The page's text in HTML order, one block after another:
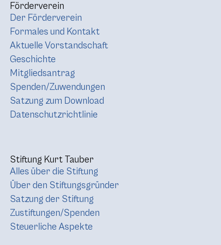
Förderverein
Der Förderverein
Formales und Kontakt
Aktuelle Vorstandschaft
Geschichte
Mitgliedsantrag
Spenden/Zuwendungen
Satzung zum Download
Datenschutzrichtlinie
Stiftung Kurt Tauber
Alles über die Stiftung
Über den Stiftungsgründer
Satzung der Stiftung
Zustiftungen/Spenden
Steuerliche Aspekte